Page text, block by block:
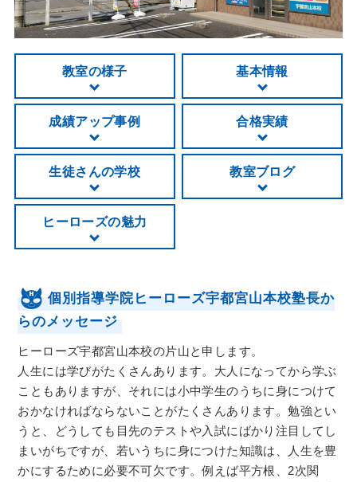
教室の様子 基本情報
成績アップ事例 合格実績
生徒さんの学校 教室ブログ
ヒーローズの魅力
個別指導学院ヒーローズ宇都宮山本校塾長か
らのメッセージ
ヒーローズ宇都宮山本校の片山と申します。
人生には学びがたくさんあります。大人になってから学ぶ
こともありますが、それには小中学生のうちに身につけて
おかなければならないことがたくさんあります。勉強とい
うと、どうしても目先のテストや入試にばかり注目してし
まいがちですが、若いうちに身につけた知識は、人生を豊
かにするために必要不可欠です。例えば平方根、2次関